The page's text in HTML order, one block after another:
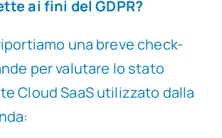
ai fini del GDPR?
una breve check-
per valutare lo stato
Cloud SaaS utilizzato dalla